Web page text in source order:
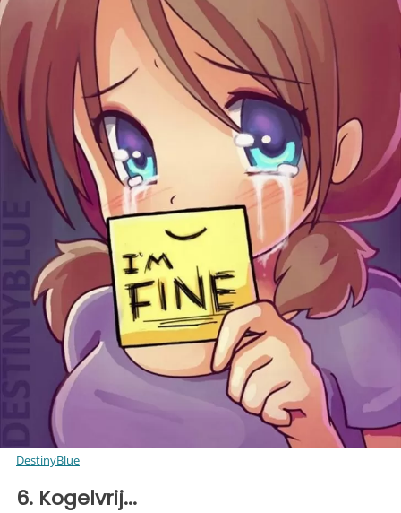
DestinyBlue
6. Kogelvrij...